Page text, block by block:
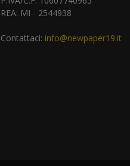
REA: MI - 2544938
Contattaci: info@newpaper19.it